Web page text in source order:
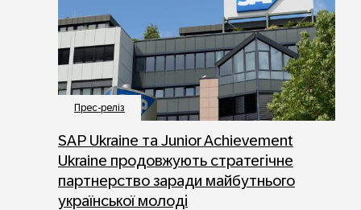
Прес-реліз
SAP Ukraine та Junior Achievement
Ukraine продовжують стратегічне
партнерство заради майбутнього
української молоді